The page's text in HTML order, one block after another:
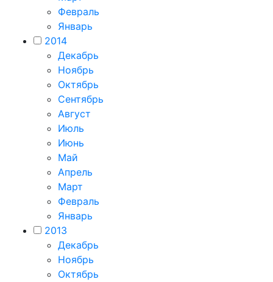
Февраль
Январь
2014
Декабрь
Ноябрь
Октябрь
Сентябрь
Август
Июль
Июнь
Май
Апрель
Март
Февраль
Январь
2013
Декабрь
Ноябрь
Октябрь